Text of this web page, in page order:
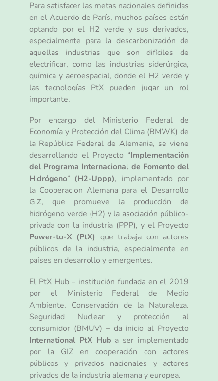
Para satisfacer las metas nacionales definidas
en el Acuerdo de París, muchos países están
optando por el H2 verde y sus derivados,
especialmente para la descarbonización de
aquellas industrias que son difíciles de
electrificar, como las industrias siderúrgica,
química y aeroespacial, donde el H2 verde y
las tecnologías PtX pueden jugar un rol
importante.
Por encargo del Ministerio Federal de
Economía y Protección del Clima (BMWK) de
la República Federal de Alemania, se viene
desarrollando el Proyecto “Implementación
del Programa Internacional de Fomento del
Hidrógeno” (H2-Uppp), implementado por
la Cooperacion Alemana para el Desarrollo
GIZ, que promueve la producción de
hidrógeno verde (H2) y la asociación público-
privada con la industria (PPP), y el Proyecto
Power-to-X (PtX) que trabaja con actores
públicos de la industria, especialmente en
países en desarrollo y emergentes.
El PtX Hub – institución fundada en el 2019
por el Ministerio Federal de Medio
Ambiente, Conservación de la Naturaleza,
Seguridad Nuclear y protección al
consumidor (BMUV) – da inicio al Proyecto
International PtX Hub a ser implementado
por la GIZ en cooperación con actores
públicos y privados nacionales y actores
privados de la industria alemana y europea.